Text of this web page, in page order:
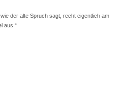
der alte Spruch sagt, recht eigentlich am
aus.“